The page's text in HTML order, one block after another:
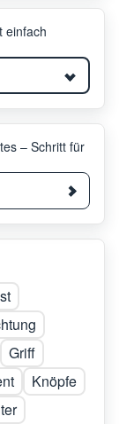
einfach
– Schritt für
Griff
Knöpfe